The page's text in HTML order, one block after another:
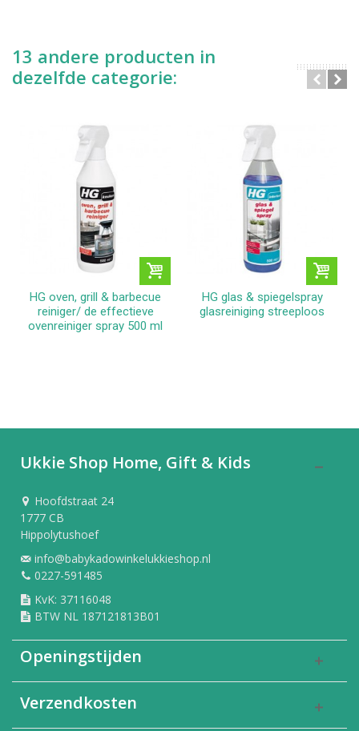
13 andere producten in
dezelfde categorie:
HG oven, grill & barbecue
reiniger/ de effectieve
ovenreiniger spray 500 ml
HG glas & spiegelspray
glasreiniging streeploos
Ukkie Shop Home, Gift & Kids
Hoofdstraat 24
1777 CB
Hippolytushoef
info@babykadowinkelukkieshop.nl
0227-591485
KvK: 37116048
BTW NL 187121813B01
Openingstijden
Verzendkosten